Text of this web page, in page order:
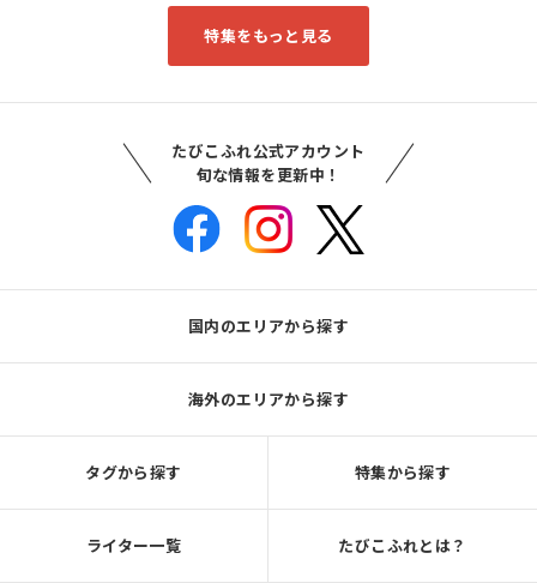
特集をもっと見る
たびこふれ公式アカウント
旬な情報を更新中！
国内のエリアから探す
海外のエリアから探す
タグから探す 特集から探す
ライター一覧 たびこふれとは？